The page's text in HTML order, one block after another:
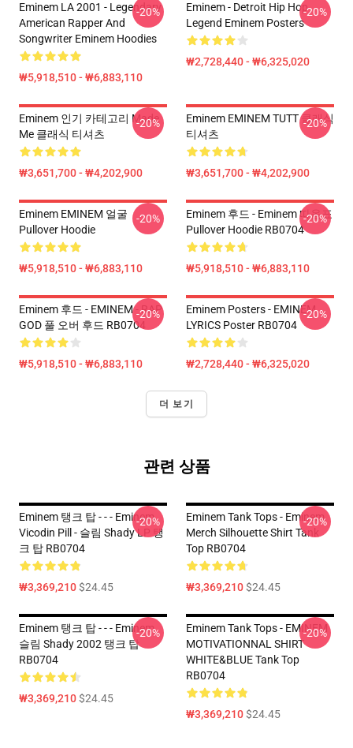
Eminem LA 2001 - Legendary
American Rapper And
Songwriter Eminem Hoodies
₩5,918,510 - ₩6,883,110
-20%
Eminem - Detroit Hip Hop
Legend Eminem Posters
₩2,728,440 - ₩6,325,020
-20%
Eminem 인기 카테고리 Made
Me 클래식 티셔츠
₩3,651,700 - ₩4,202,900
-20%
Eminem EMINEM TUTT 클래식
티셔츠
₩3,651,700 - ₩4,202,900
-20%
Eminem EMINEM 얼굴
Pullover Hoodie
₩5,918,510 - ₩6,883,110
-20%
Eminem 후드 - Eminem 따옴표
Pullover Hoodie RB0704
₩5,918,510 - ₩6,883,110
-20%
Eminem 후드 - EMINEM - RAP
GOD 풀 오버 후드 RB0704
₩5,918,510 - ₩6,883,110
-20%
Eminem Posters - EMINEM
LYRICS Poster RB0704
₩2,728,440 - ₩6,325,020
-20%
더 보기
관련 상품
Eminem 탱크 탑 - - - Eminem
Vicodin Pill - 슬림 Shady LP 탱
크 탑 RB0704
₩3,369,210$24.45
-20%
Eminem Tank Tops - Eminem
Merch Silhouette Shirt Tank
Top RB0704
₩3,369,210$24.45
-20%
Eminem 탱크 탑 - - - Eminem
슬림 Shady 2002 탱크 탑
RB0704
₩3,369,210$24.45
-20%
Eminem Tank Tops - EMINEM
MOTIVATIONNAL SHIRT
WHITE&BLUE Tank Top
RB0704
₩3,369,210$24.45
-20%